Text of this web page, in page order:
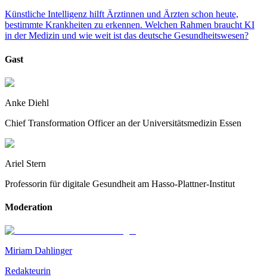
Künstliche Intelligenz hilft Ärztinnen und Ärzten schon heute,
bestimmte Krankheiten zu erkennen. Welchen Rahmen braucht KI
in der Medizin und wie weit ist das deutsche Gesundheitswesen?
Gast
Anke Diehl
Chief Transformation Officer an der Universitätsmedizin Essen
Ariel Stern
Professorin für digitale Gesundheit am Hasso-Plattner-Institut
Moderation
Miriam Dahlinger
Redakteurin